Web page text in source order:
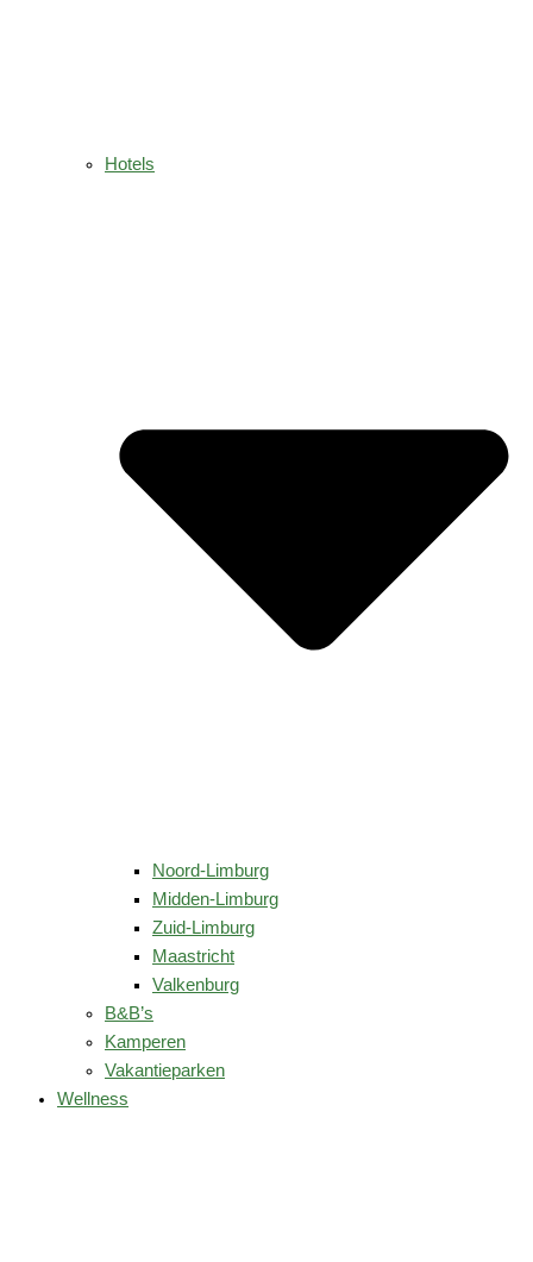
Hotels
Noord-Limburg
Midden-Limburg
Zuid-Limburg
Maastricht
Valkenburg
B&B’s
Kamperen
Vakantieparken
Wellness